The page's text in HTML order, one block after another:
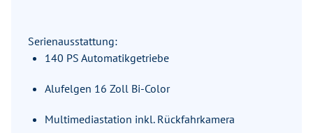
Serienausstattung:
140 PS Automatikgetriebe
Alufelgen 16 Zoll Bi-Color
Multimediastation inkl. Rückfahrkamera